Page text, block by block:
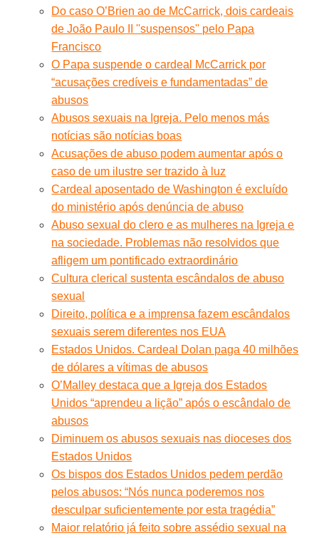
Do caso O’Brien ao de McCarrick, dois cardeais
de João Paulo II ''suspensos'' pelo Papa
Francisco
O Papa suspende o cardeal McCarrick por
“acusações credíveis e fundamentadas” de
abusos
Abusos sexuais na Igreja. Pelo menos más
notícias são notícias boas
Acusações de abuso podem aumentar após o
caso de um ilustre ser trazido à luz
Cardeal aposentado de Washington é excluído
do ministério após denúncia de abuso
Abuso sexual do clero e as mulheres na Igreja e
na sociedade. Problemas não resolvidos que
afligem um pontificado extraordinário
Cultura clerical sustenta escândalos de abuso
sexual
Direito, política e a imprensa fazem escândalos
sexuais serem diferentes nos EUA
Estados Unidos. Cardeal Dolan paga 40 milhões
de dólares a vítimas de abusos
O’Malley destaca que a Igreja dos Estados
Unidos “aprendeu a lição” após o escândalo de
abusos
Diminuem os abusos sexuais nas dioceses dos
Estados Unidos
Os bispos dos Estados Unidos pedem perdão
pelos abusos: “Nós nunca poderemos nos
desculpar suficientemente por esta tragédia”
Maior relatório já feito sobre assédio sexual na